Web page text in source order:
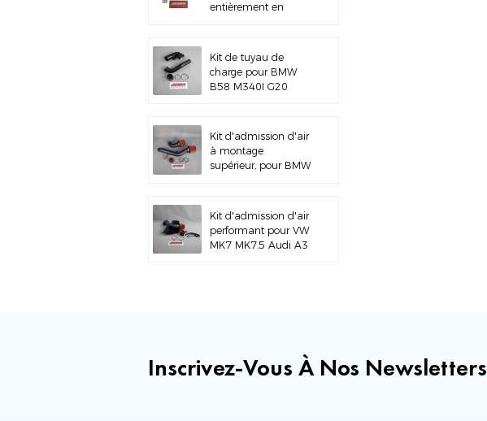
entièrement en
Kit de tuyau de
charge pour BMW
B58 M340I G20
Kit d'admission d'air
à montage
supérieur, pour BMW
Kit d'admission d'air
performant pour VW
MK7 MK7.5 Audi A3
Inscrivez-Vous À Nos Newsletters